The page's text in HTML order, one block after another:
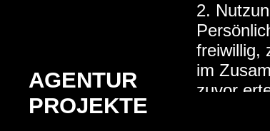
2.
freiwillig,
im
zuvor
AGENTUR
PROJEKTE